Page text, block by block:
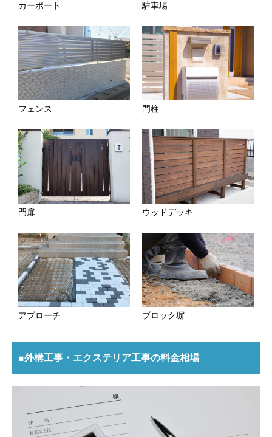
カーポート 駐車場
フェンス 門柱
門扉 ウッドデッキ
アプローチ ブロック塀
■外構工事・エクステリア工事の料金相場